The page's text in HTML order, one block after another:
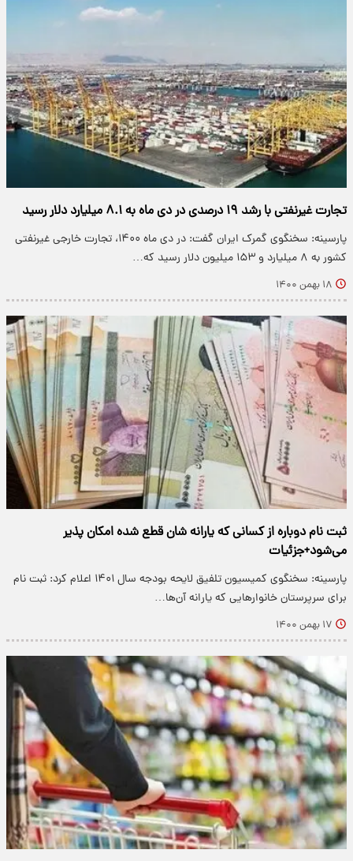
تجارت غیرنفتی با رشد ۱۹ درصدی در دی ماه به ۸.۱ میلیارد دلار رسید
پارسینه: سخنگوی گمرک ایران گفت: در دی ماه ۱۴۰۰، تجارت خارجی غیرنفتی
کشور به ۸ میلیارد و ۱۵۳ میلیون دلار رسید که…
۱۸ بهمن ۱۴۰۰
ثبت نام دوباره از کسانی که یارانه شان قطع شده امکان پذیر
می‌شود+جزئیات
پارسینه: سخنگوی کمیسیون تلفیق لایحه بودجه سال ۱۴۰۱ اعلام کرد: ثبت نام
برای سرپرستان خانوار‌هایی که یارانه آن‌ها…
۱۷ بهمن ۱۴۰۰